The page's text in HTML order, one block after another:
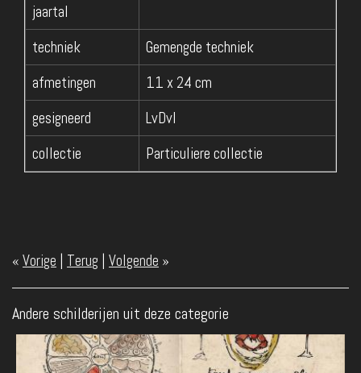
jaartal
techniek
Gemengde techniek
afmetingen
11 x 24 cm
gesigneerd
LvDvI
collectie
Particuliere collectie
« Vorige | Terug | Volgende »
Andere schilderijen uit deze categorie